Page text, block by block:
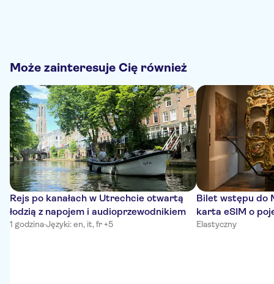
Może zainteresuje Cię również
Rejs po kanałach w Utrechcie otwartą
łodzią z napojem i audioprzewodnikiem
1 godzina·Języki: en, it, fr +5
Bilet wstępu do
karta eSIM o
Elastyczny